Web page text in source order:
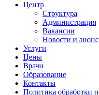
Центр
Структура
Администрация
Вакансии
Новости и
Услуги
Цены
Врачи
Образование
Контакты
Политика обработки